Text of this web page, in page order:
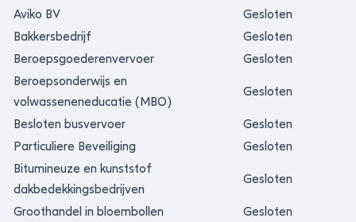
Aviko BV
Gesloten
Bakkersbedrijf
Gesloten
Beroepsgoederenvervoer
Gesloten
Beroepsonderwijs en
volwasseneneducatie (MBO)
Gesloten
Besloten busvervoer
Gesloten
Particuliere Beveiliging
Gesloten
Bitumineuze en kunststof
dakbedekkingsbedrijven
Gesloten
Groothandel in bloembollen
Gesloten